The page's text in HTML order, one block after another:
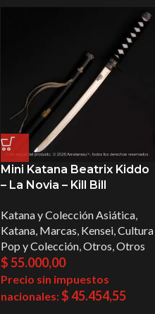
Mini Katana Beatrix Kiddo
– La Novia – Kill Bill
Katana y Colección Asiática,
Katana, Marcas, Kensei,Cultura
Pop y Colección,Otros,Otros
$55.000,00
Precio sin impuestos
nacionales:$45.454,55